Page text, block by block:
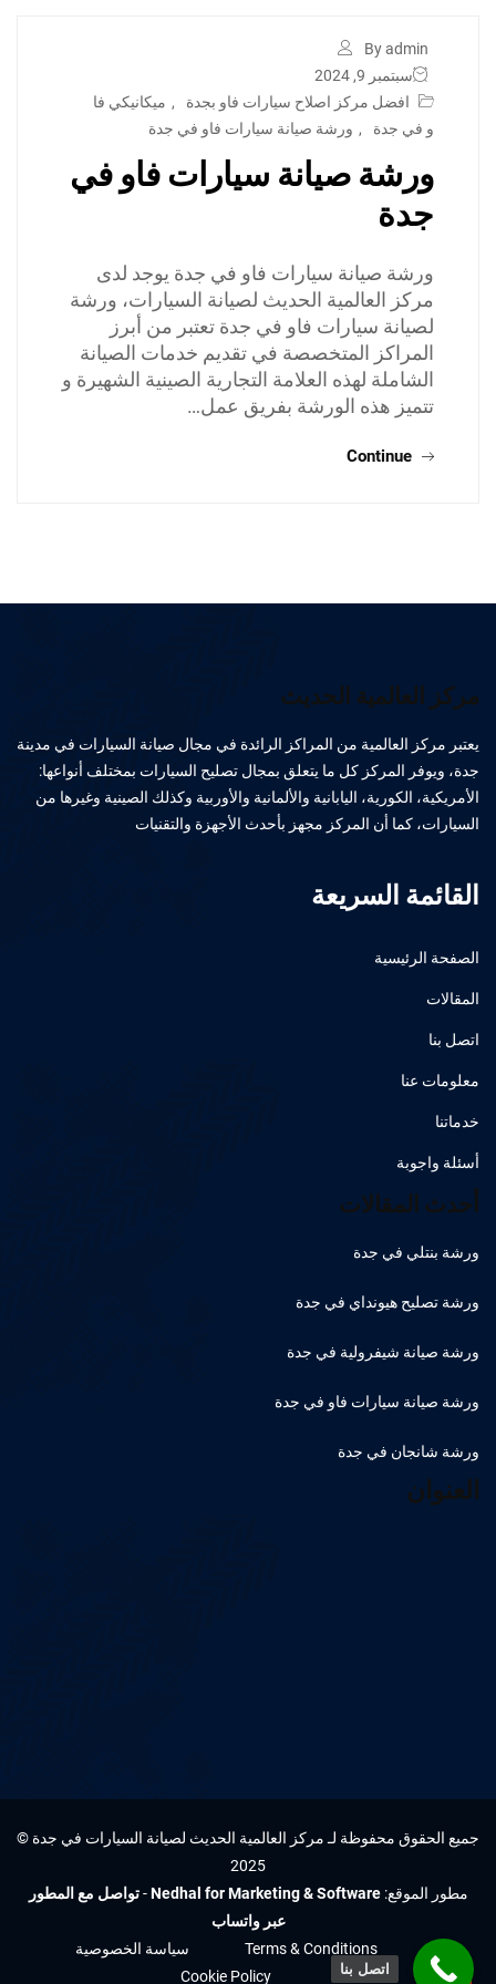
By admin
سبتمبر 9, 2024
افضل مركز اصلاح سيارات فاو بجدة
, ميكانيكي فا
و في جدة
, ورشة صيانة سيارات فاو في جدة
ورشة صيانة سيارات فاو في
جدة
ورشة صيانة سيارات فاو في جدة يوجد لدى
مركز العالمية الحديث لصيانة السيارات، ورشة
لصيانة سيارات فاو في جدة تعتبر من أبرز
المراكز المتخصصة في تقديم خدمات الصيانة
الشاملة لهذه العلامة التجارية الصينية الشهيرة و
تتميز هذه الورشة بفريق عمل…
Continue
مركز العالمية الحديث
يعتبر مركز العالمية من المراكز الرائدة في مجال صيانة السيارات في مدينة
جدة، ويوفر المركز كل ما يتعلق بمجال تصليح السيارات بمختلف أنواعها:
الأمريكية، الكورية، اليابانية والألمانية والأوربية وكذلك الصينية وغيرها من
السيارات، كما أن المركز مجهز بأحدث الأجهزة والتقنيات
القائمة السريعة
الصفحة الرئيسية
المقالات
اتصل بنا
معلومات عنا
خدماتنا
أسئلة واجوبة
أحدث المقالات
ورشة بنتلي في جدة
ورشة تصليح هيونداي في جدة
ورشة صيانة شيفرولية في جدة
ورشة صيانة سيارات فاو في جدة
ورشة شانجان في جدة
العنوان
جميع الحقوق محفوظة لـ مركز العالمية الحديث لصيانة السيارات في جدة ©
2025
مطور الموقع:Nedhal for Marketing & Software
-تواصل مع المطور
عبر واتساب
Terms & Conditions
سياسة الخصوصية
Cookie Policy
اتصل بنا